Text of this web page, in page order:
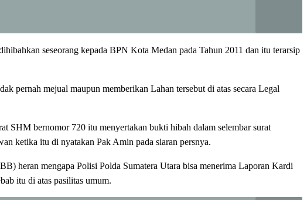
seseorang kepada BPN Kota Medan pada Tahun 2011 dan itu terarsip
pernah mejual maupun memberikan Lahan tersebut di atas secara Legal
SHM bernomor 720 itu menyertakan bukti hibah dalam selembar surat
ketika itu di nyatakan Pak Amin pada siaran persnya.
heran mengapa Polisi Polda Sumatera Utara bisa menerima Laporan Kardi
itu di atas pasilitas umum.